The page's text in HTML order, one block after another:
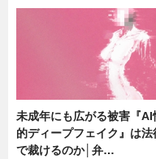
未成年にも広がる被害『AI
的ディープフェイク』は法
で裁けるのか│弁…